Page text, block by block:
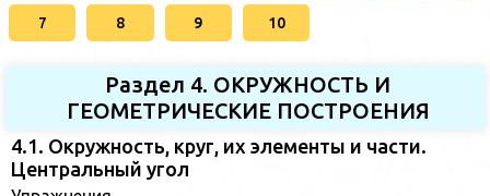
7 8 9 10
Раздел 4. ОКРУЖНОСТЬ И
ГЕОМЕТРИЧЕСКИЕ ПОСТРОЕНИЯ
4.1. Окружность, круг, их элементы и части.
Центральный угол